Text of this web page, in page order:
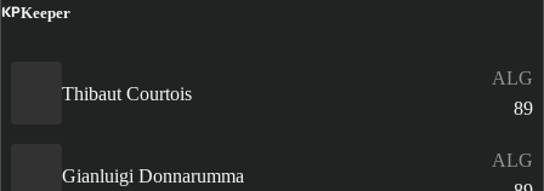
KPKeeper
Thibaut Courtois
ALG
89
Gianluigi Donnarumma
ALG